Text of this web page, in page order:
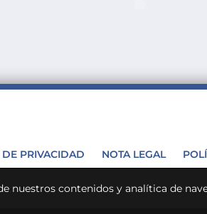
PRIVACIDAD NOTA LEGAL
nuestros contenidos y analítica de